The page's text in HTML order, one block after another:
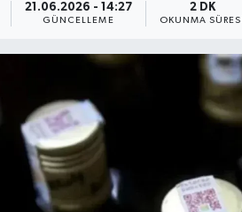
21.06.2026 - 14:27
GÜNCELLEME
2 DK
OKUNMA SÜRESI